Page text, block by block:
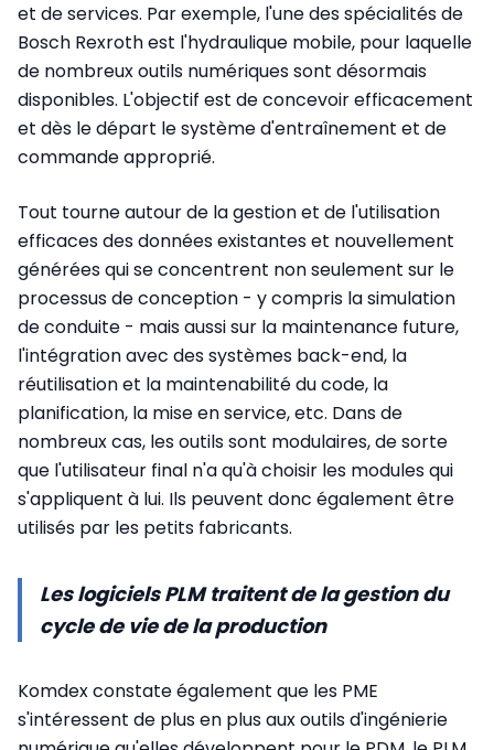
et de services. Par exemple, l'une des spécialités de
Bosch Rexroth est l'hydraulique mobile, pour laquelle
de nombreux outils numériques sont désormais
disponibles. L'objectif est de concevoir efficacement
et dès le départ le système d'entraînement et de
commande approprié.
Tout tourne autour de la gestion et de l'utilisation
efficaces des données existantes et nouvellement
générées qui se concentrent non seulement sur le
processus de conception - y compris la simulation
de conduite - mais aussi sur la maintenance future,
l'intégration avec des systèmes back-end, la
réutilisation et la maintenabilité du code, la
planification, la mise en service, etc. Dans de
nombreux cas, les outils sont modulaires, de sorte
que l'utilisateur final n'a qu'à choisir les modules qui
s'appliquent à lui. Ils peuvent donc également être
utilisés par les petits fabricants.
Les logiciels PLM traitent de la gestion du
cycle de vie de la production
Komdex constate également que les PME
s'intéressent de plus en plus aux outils d'ingénierie